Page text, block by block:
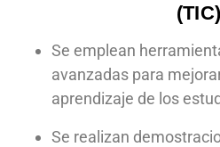
(TIC)
Se emplean
avanzadas para
aprendizaje de los
Se realizan